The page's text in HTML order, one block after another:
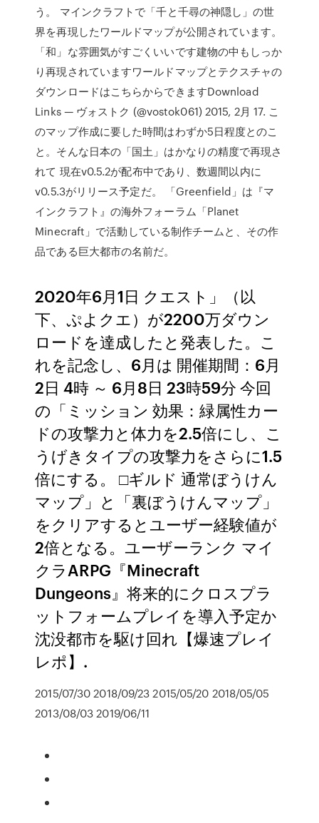
う。 マインクラフトで「千と千尋の神隠し」の世
界を再現したワールドマップが公開されています。
「和」な雰囲気がすごくいいです建物の中もしっか
り再現されていますワールドマップとテクスチャの
ダウンロードはこちらからできますDownload
Links — ヴォストク (@vostok061) 2015, 2月 17. こ
のマップ作成に要した時間はわずか5日程度とのこ
と。そんな日本の「国土」はかなりの精度で再現さ
れて 現在v0.5.2が配布中であり、数週間以内に
v0.5.3がリリース予定だ。 「Greenfield」は『マ
インクラフト』の海外フォーラム「Planet
Minecraft」で活動している制作チームと、その作
品である巨大都市の名前だ。
2020年6月1日 クエスト」（以
下、ぷよクエ）が2200万ダウン
ロードを達成したと発表した。こ
れを記念し、6月は 開催期間：6月
2日 4時 ～ 6月8日 23時59分 今回
の「ミッション 効果：緑属性カー
ドの攻撃力と体力を2.5倍にし、こ
うげきタイプの攻撃力をさらに1.5
倍にする。 □ギルド 通常ぼうけん
マップ」と「裏ぼうけんマップ」
をクリアするとユーザー経験値が
2倍となる。ユーザーランク マイ
クラARPG『Minecraft
Dungeons』将来的にクロスプラ
ットフォームプレイを導入予定か
沈没都市を駆け回れ【爆速プレイ
レポ】.
2015/07/30 2018/09/23 2015/05/20 2018/05/05
2013/08/03 2019/06/11